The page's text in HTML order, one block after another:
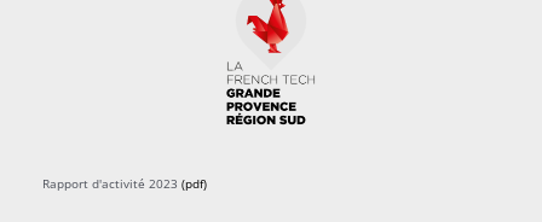
Rapport d'activité 2023 (pdf)